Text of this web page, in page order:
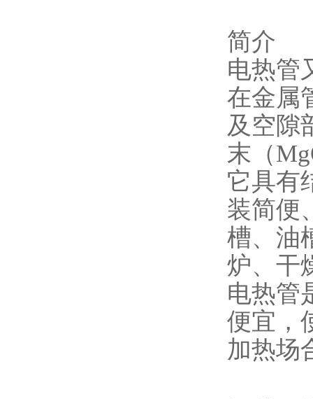
简介
电热管
在金属
及空隙
末（
它具有
装简便
槽、油
炉、干
电热管
便宜，
加热场